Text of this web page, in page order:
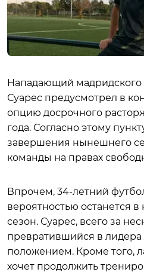
Нападающий мадридского
Суарес предусмотрел в
опцию досрочного
года. Согласно этому
завершения нынешнего
команды на правах
Впрочем, 34-летний
вероятностью останется
сезон. Суарес, всего за
превратившийся в
положением. Кроме того,
хочет продолжить